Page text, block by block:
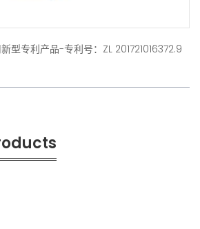
型专利产品-专利号：ZL 201721016372.9